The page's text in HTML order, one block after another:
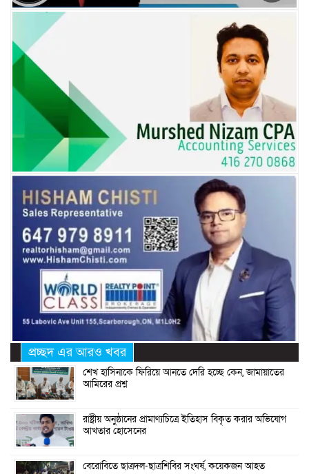
প্রচ্ছদ এর আরও খবর
শেখ হাসিনাকে ফিরিয়ে আনতে দেরি হচ্ছে কেন, জামায়াতের
আমিরের প্রশ্ন
রাষ্ট্রীয় অনুষ্ঠানের প্রামাণ্যচিত্রে ইতিহাস বিকৃত করার অভিযোগ
আখতার হোসেনের
বেরোবিতে ছাত্রদল-ছাত্রশিবির সংঘর্ষ, কয়েকজন আহত